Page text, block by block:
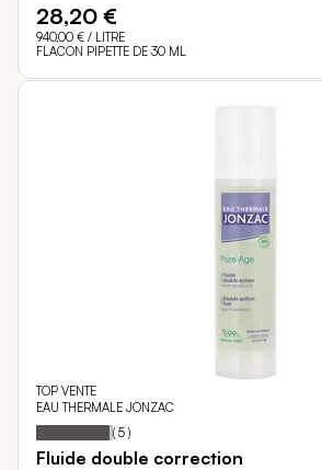
28,20 €
940,00 € / LITRE
FLACON PIPETTE DE 30 ML
TOP VENTE
EAU THERMALE JONZAC
Notation: 96
% of
( 5 )
Fluide double correction